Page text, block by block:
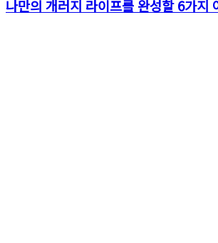
나만의 개러지 라이프를 완성할 6가지